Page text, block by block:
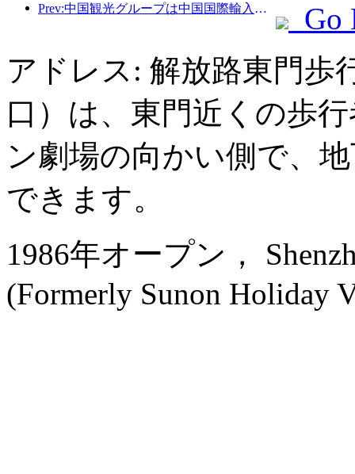
Prev:中国観光グループは中国国際輸入博覧会に8年連続で参加し、総額10億米ドルを超える契約を締結しています。
Go
アドレス: 解放路東門歩
口）は、東門近くの歩
ン劇場の向かい側で、
できます。
1986年オープン，
(Formerly Sunon Holiday